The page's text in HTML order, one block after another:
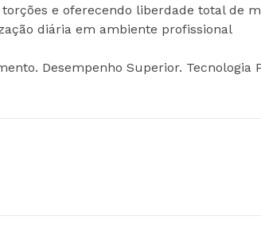
e oferecendo liberdade total de
diária em ambiente profissional
Desempenho Superior. Tecnologia